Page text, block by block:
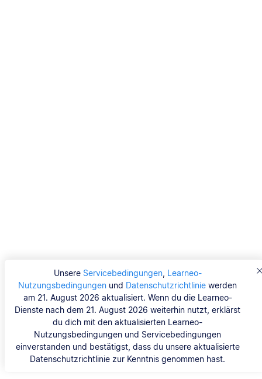
Unsere Servicebedingungen, Learneo-
Nutzungsbedingungen und Datenschutzrichtlinie werden
am 21. August 2026 aktualisiert. Wenn du die Learneo-
Dienste nach dem 21. August 2026 weiterhin nutzt, erklärst
du dich mit den aktualisierten Learneo-
Nutzungsbedingungen und Servicebedingungen
einverstanden und bestätigst, dass du unsere aktualisierte
Datenschutzrichtlinie zur Kenntnis genommen hast.